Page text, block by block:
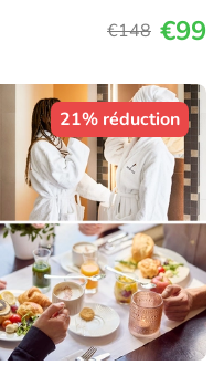
€148 €99
21% réduction